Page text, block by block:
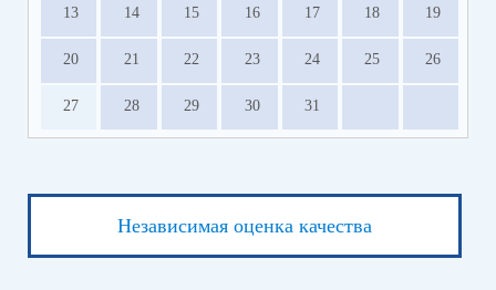
13 14 15 16 17 18 19
20 21 22 23 24 25 26
27 28 29 30 31
Независимая оценка качества